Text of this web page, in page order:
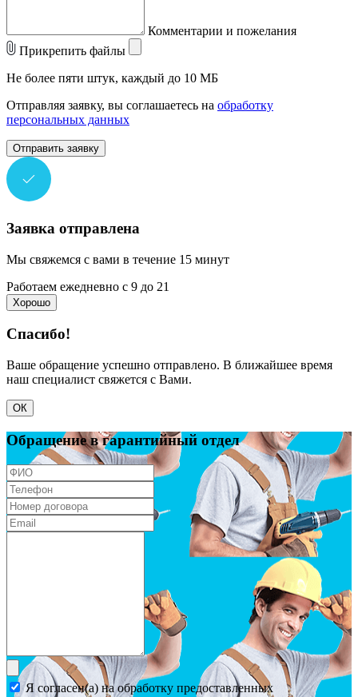
Комментарии и пожелания
Прикрепить файлы
Не более пяти штук, каждый до 10 МБ
Отправляя заявку, вы соглашаетесь на обработку
персональных данных
Отправить заявку
Заявка отправлена
Мы свяжемся с вами в течение 15 минут
Работаем ежедневно с 9 до 21
Хорошо
Спасибо!
Ваше обращение успешно отправлено. В ближайшее время
наш специалист свяжется с Вами.
ОК
Обращение в гарантийный отдел
Я согласен(а) на обработку предоставленных